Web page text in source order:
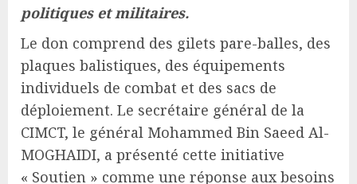
politiques et militaires.
Le don comprend des gilets pare-balles, des
plaques balistiques, des équipements
individuels de combat et des sacs de
déploiement. Le secrétaire général de la
CIMCT, le général Mohammed Bin Saeed Al-
MOGHAIDI, a présenté cette initiative
« Soutien » comme une réponse aux besoins